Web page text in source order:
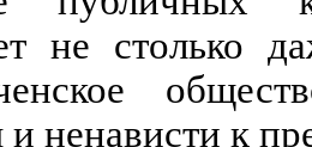
не столько
и ненависти к